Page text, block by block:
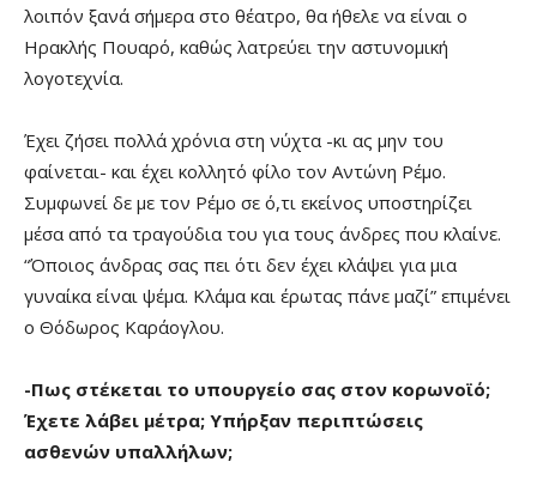
λοιπόν ξανά σήμερα στο θέατρο, θα ήθελε να είναι ο
Ηρακλής Πουαρό, καθώς λατρεύει την αστυνομική
λογοτεχνία.
Έχει ζήσει πολλά χρόνια στη νύχτα -κι ας μην του
φαίνεται- και έχει κολλητό φίλο τον Αντώνη Ρέμο.
Συμφωνεί δε με τον Ρέμο σε ό,τι εκείνος υποστηρίζει
μέσα από τα τραγούδια του για τους άνδρες που κλαίνε.
“Όποιος άνδρας σας πει ότι δεν έχει κλάψει για μια
γυναίκα είναι ψέμα. Κλάμα και έρωτας πάνε μαζί” επιμένει
ο Θόδωρος Καράογλου.
-Πως στέκεται το υπουργείο σας στον κορωνοϊό;
Έχετε λάβει μέτρα; Υπήρξαν περιπτώσεις
ασθενών υπαλλήλων;